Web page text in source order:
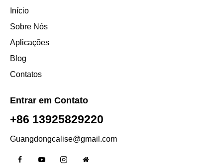
Início
Sobre Nós
Aplicações
Blog
Contatos
Entrar em Contato
+86 13925829220
Guangdongcalise@gmail.com